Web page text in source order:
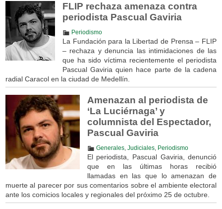
FLIP rechaza amenaza contra
periodista Pascual Gaviria
Periodismo
La Fundación para la Libertad de Prensa – FLIP
– rechaza y denuncia las intimidaciones de las
que ha sido víctima recientemente el periodista
Pascual Gaviria quien hace parte de la cadena
radial Caracol en la ciudad de Medellín.
Amenazan al periodista de
‘La Luciérnaga’ y
columnista del Espectador,
Pascual Gaviria
Generales, Judiciales, Periodismo
El periodista, Pascual Gaviria, denunció
que en las últimas horas recibió
llamadas en las que lo amenazan de
muerte al parecer por sus comentarios sobre el ambiente electoral
ante los comicios locales y regionales del próximo 25 de octubre.